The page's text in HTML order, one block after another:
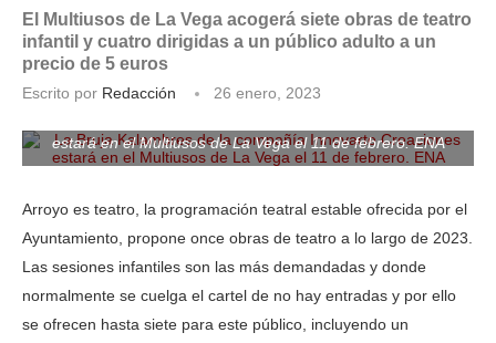
El Multiusos de La Vega acogerá siete obras de teatro
infantil y cuatro dirigidas a un público adulto a un
precio de 5 euros
Escrito por Redacción
26 enero, 2023
estará en el Multiusos de La Vega el 11 de febrero. ENA
Arroyo es teatro, la programación teatral estable ofrecida por el
Ayuntamiento, propone once obras de teatro a lo largo de 2023.
Las sesiones infantiles son las más demandadas y donde
normalmente se cuelga el cartel de no hay entradas y por ello
se ofrecen hasta siete para este público, incluyendo un